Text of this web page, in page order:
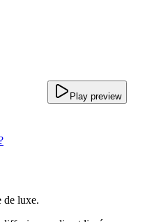
Play preview
de luxe.